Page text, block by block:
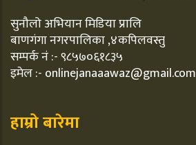
सुनौलो अभियान मिडिया प्रालि
बाणगंगा नगरपालिका ,४कपिलवस्तु
सम्पर्क नं :- ९८५७०६१८३५
इमेल :- onlinejanaaawaz@gmail.com
हाम्रो बारेमा